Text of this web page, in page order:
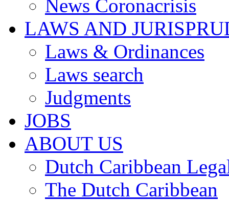
News Coronacrisis
LAWS AND
Laws & Ordinances
Laws search
Judgments
JOBS
ABOUT US
Dutch Caribbean
The Dutch Caribbean